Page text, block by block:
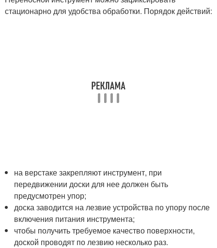
стационарно для удобства обработки. Порядок действий:
на верстаке закрепляют инструмент, при
передвижении доски для нее должен быть
предусмотрен упор;
доска заводится на лезвие устройства по упору после
включения питания инструмента;
чтобы получить требуемое качество поверхности,
доской проводят по лезвию несколько раз.